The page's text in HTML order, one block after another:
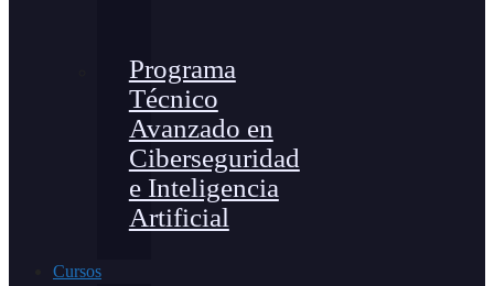
Programa
Técnico
Avanzado en
Ciberseguridad
e Inteligencia
Artificial
Cursos